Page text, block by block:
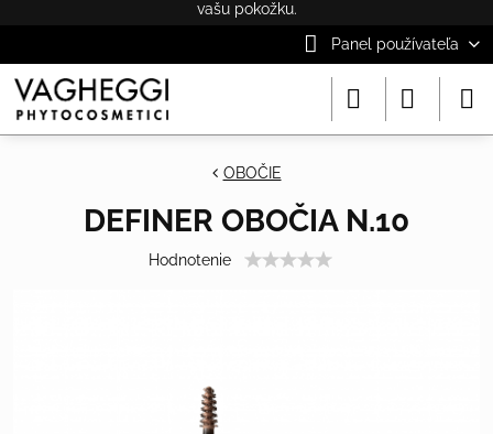
vašu pokožku.
Panel používateľa
OBOČIE
DEFINER OBOČIA N.10
Hodnotenie